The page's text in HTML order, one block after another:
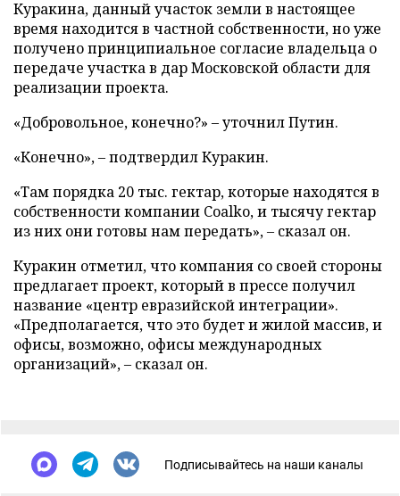
Куракина, данный участок земли в настоящее
время находится в частной собственности, но уже
получено принципиальное согласие владельца о
передаче участка в дар Московской области для
реализации проекта.
«Добровольное, конечно?» – уточнил Путин.
«Конечно», – подтвердил Куракин.
«Там порядка 20 тыс. гектар, которые находятся в
собственности компании Coalko, и тысячу гектар
из них они готовы нам передать», – сказал он.
Куракин отметил, что компания со своей стороны
предлагает проект, который в прессе получил
название «центр евразийской интеграции».
«Предполагается, что это будет и жилой массив, и
офисы, возможно, офисы международных
организаций», – сказал он.
Подписывайтесь на наши каналы